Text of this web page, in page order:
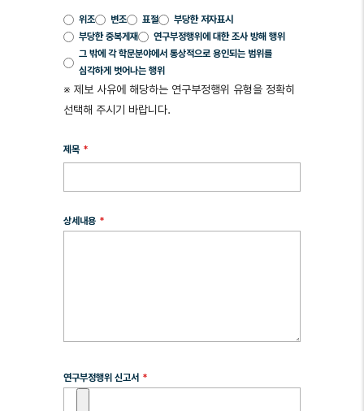
위조 변조 표절
부당한 저자표시
부당한 중복게재
연구부정행위에 대한 조사 방해 행위
그 밖에 각 학문분야에서 통상적으로 용인되는 범위를
심각하게 벗어나는 행위
※ 제보 사유에 해당하는 연구부정행위 유형을 정확히
선택해 주시기 바랍니다.
제목
상세내용
연구부정행위 신고서